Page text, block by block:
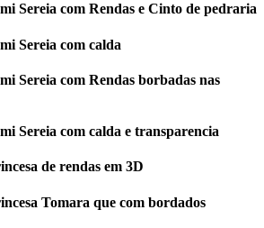
Sereia com Rendas e Cinto de pedraria
Sereia com calda
Sereia com Rendas borbadas nas
Sereia com calda e transparencia
de rendas em 3D
Tomara que com bordados